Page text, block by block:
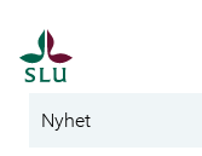
Nyhet